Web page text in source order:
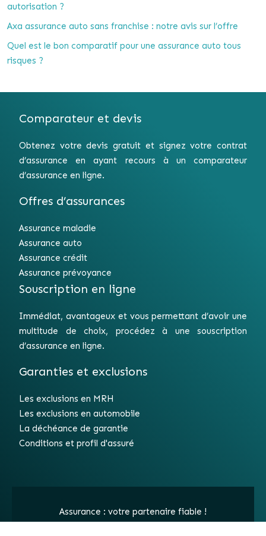
autorisation ?
Axa assurance auto sans franchise : notre avis sur l’offre
Quel est le bon comparatif pour une assurance auto tous
risques ?
Comparateur et devis
Obtenez votre devis gratuit et signez votre contrat
d’assurance en ayant recours à un comparateur
d’assurance en ligne.
Offres d’assurances
Assurance maladie
Assurance auto
Assurance crédit
Assurance prévoyance
Souscription en ligne
Immédiat, avantageux et vous permettant d’avoir une
multitude de choix, procédez à une souscription
d’assurance en ligne.
Garanties et exclusions
Les exclusions en MRH
Les exclusions en automobile
La déchéance de garantie
Conditions et profil d'assuré
Assurance : votre partenaire fiable !